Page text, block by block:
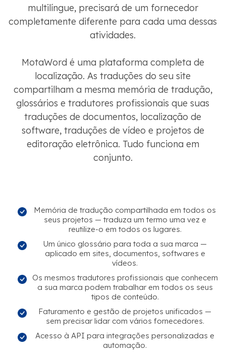
multilíngue, precisará de um fornecedor
completamente diferente para cada uma dessas
atividades.
MotaWord é uma plataforma completa de
localização. As traduções do seu site
compartilham a mesma memória de tradução,
glossários e tradutores profissionais que suas
traduções de documentos, localização de
software, traduções de vídeo e projetos de
editoração eletrônica. Tudo funciona em
conjunto.
Memória de tradução compartilhada em todos os
seus projetos — traduza um termo uma vez e
reutilize-o em todos os lugares.
Um único glossário para toda a sua marca —
aplicado em sites, documentos, softwares e
vídeos.
Os mesmos tradutores profissionais que conhecem
a sua marca podem trabalhar em todos os seus
tipos de conteúdo.
Faturamento e gestão de projetos unificados —
sem precisar lidar com vários fornecedores.
Acesso à API para integrações personalizadas e
automação.